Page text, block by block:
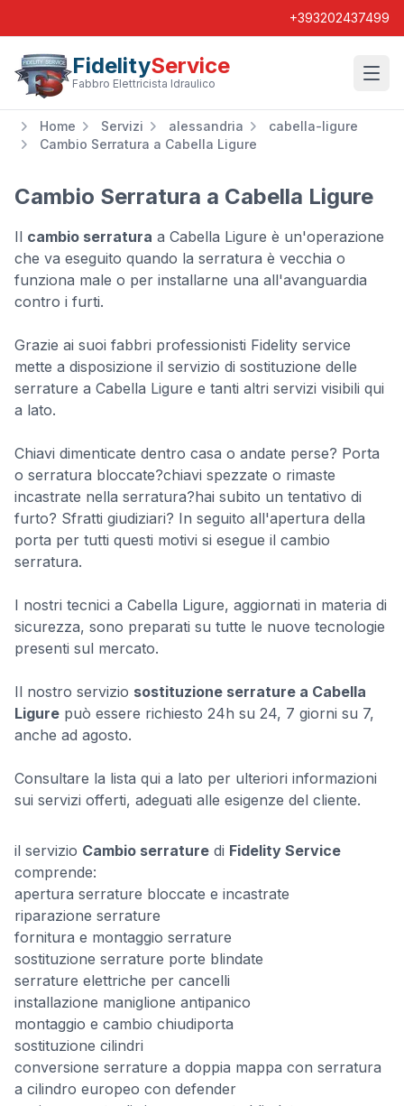
+393202437499
FidelityService
Fabbro Elettricista Idraulico
Home Servizi alessandria
cabella-ligure
Cambio Serratura a Cabella Ligure
Cambio Serratura a Cabella Ligure
Il cambio serratura a Cabella Ligure è un'operazione
che va eseguito quando la serratura è vecchia o
funziona male o per installarne una all'avanguardia
contro i furti.
Grazie ai suoi fabbri professionisti Fidelity service
mette a disposizione il servizio di sostituzione delle
serrature a Cabella Ligure e tanti altri servizi visibili qui
a lato.
Chiavi dimenticate dentro casa o andate perse? Porta
o serratura bloccate?chiavi spezzate o rimaste
incastrate nella serratura?hai subito un tentativo di
furto? Sfratti giudiziari? In seguito all'apertura della
porta per tutti questi motivi si esegue il cambio
serratura.
I nostri tecnici a Cabella Ligure, aggiornati in materia di
sicurezza, sono preparati su tutte le nuove tecnologie
presenti sul mercato.
Il nostro servizio sostituzione serrature a Cabella
Ligure può essere richiesto 24h su 24, 7 giorni su 7,
anche ad agosto.
Consultare la lista qui a lato per ulteriori informazioni
sui servizi offerti, adeguati alle esigenze del cliente.
il servizio Cambio serrature di Fidelity Service
comprende:
apertura serrature bloccate e incastrate
riparazione serrature
fornitura e montaggio serrature
sostituzione serrature porte blindate
serrature elettriche per cancelli
installazione maniglione antipanico
montaggio e cambio chiudiporta
sostituzione cilindri
conversione serrature a doppia mappa con serratura
a cilindro europeo con defender